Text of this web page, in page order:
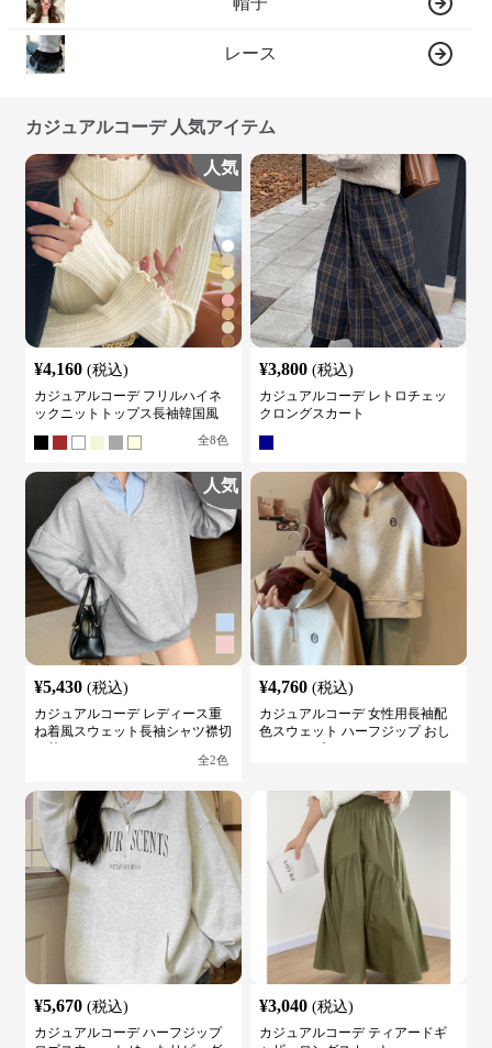
レース
カジュアルコーデ 人気アイテム
人気
¥4,160 (税込)
カジュアルコーデ フリルハイネ
ックニットトップス長袖韓国風
全8色
¥3,800 (税込)
カジュアルコーデ レトロチェッ
クロングスカート
人気
¥5,430 (税込)
カジュアルコーデ レディース重
ね着風スウェット長袖シャツ襟切
り替え
全2色
¥4,760 (税込)
カジュアルコーデ 女性用長袖配
色スウェット ハーフジップ おし
ゃれトップス
¥5,670 (税込)
カジュアルコーデ ハーフジップ
¥3,040 (税込)
カジュアルコーデ ティアードギ